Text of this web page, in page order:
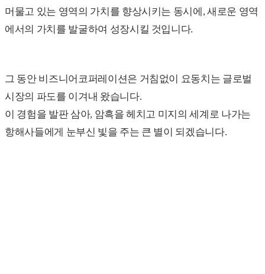
건축 자재 +
Food +
CAFE 용
견과
건조 과일
머물고 있는 영역의 가치를 향상시키는 동시에, 새로운 영역
에서의 가치를 발굴하여 성장시킬 것입니다.
그 동안 비즈니어코퍼레이션은 거침없이 요동치는 글로벌
시장의 파도를 이겨내 왔습니다.
이 경험을 발판 삼아, 암흑을 헤치고 미지의 세계로 나가는
항해사들에게 눈부신 빛을 주는 큰 별이 되겠습니다.